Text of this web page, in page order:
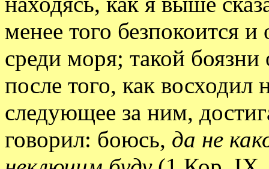
менее того безпокоится
среди моря; такой
после того, как
следующее за ним,
говорил: боюсь, да не